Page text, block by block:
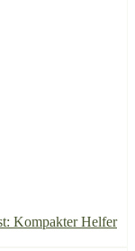
Kompakter Helfer